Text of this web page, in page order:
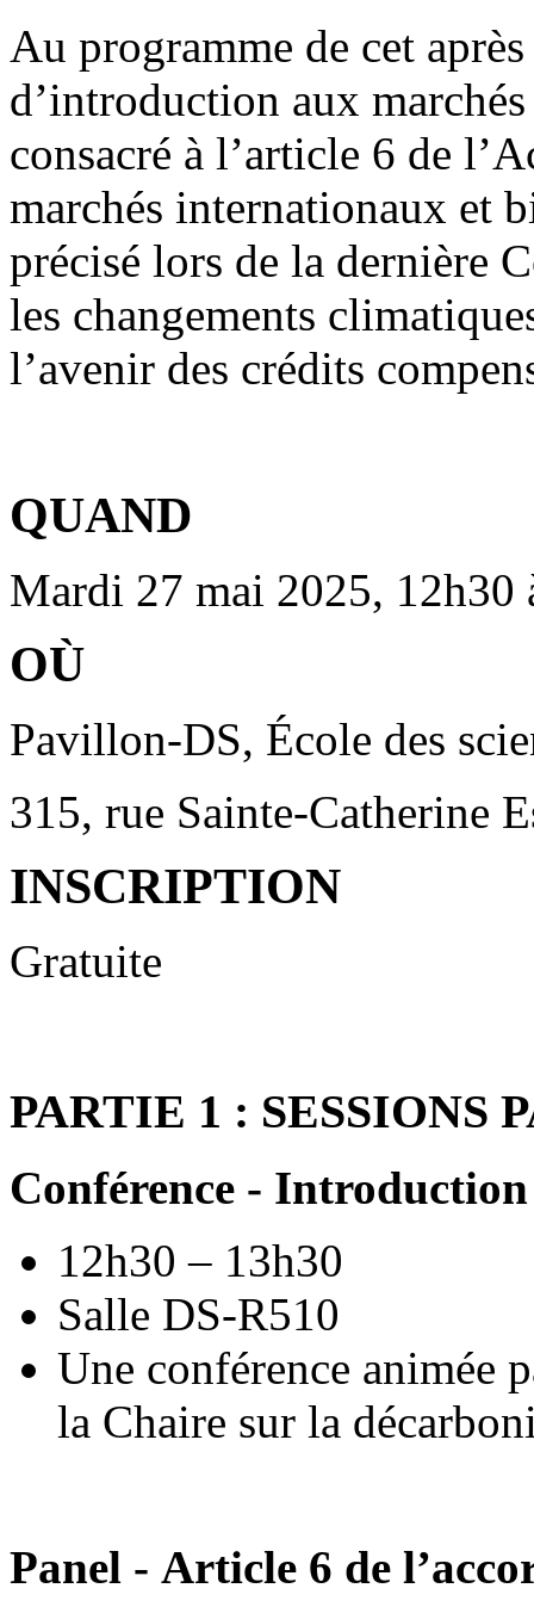
Au programme de cet
d’introduction aux
consacré à l’article 6 de
marchés internationaux et
précisé lors de la dernière
les changements
l’avenir des crédits
QUAND
Mardi 27 mai 2025, 12h30
OÙ
Pavillon-DS, École des
315, rue Sainte-Catherine
INSCRIPTION
Gratuite
PARTIE 1 : SESSIONS
Conférence -
12h30 – 13h30
Salle DS-R510
Une conférence animée
la Chaire sur la
Panel - Article 6 de